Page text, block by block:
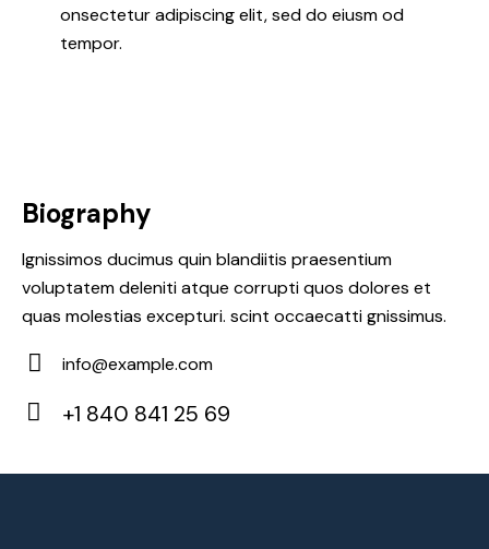
onsectetur adipiscing elit, sed do eiusm od
tempor.
Biography
Ignissimos ducimus quin blandiitis praesentium
voluptatem deleniti atque corrupti quos dolores et
quas molestias excepturi. scint occaecatti gnissimus.
m
info@example.com
on
+1 840 841 25 69